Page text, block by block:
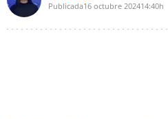
Publicada16 octubre 202414:40h